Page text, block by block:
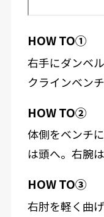
HOW TO①
右手にダンベ
クラインベン
HOW TO②
体側をベンチ
は頭へ。右腕
HOW TO③
右肘を軽く曲